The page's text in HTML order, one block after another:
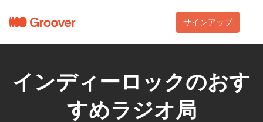
サインアップ
インディーロックのおす
すめラジオ局